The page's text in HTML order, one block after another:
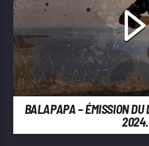
BALAPAPA – ÉMISSION DU
2024.